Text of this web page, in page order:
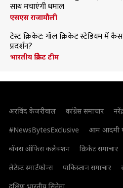
साथ मचाएंगी धमाल
एसएस राजामौली
टेस्ट क्रिकेट: गॉल क्रिकेट स्टेडियम में
प्रदर्शन?
भारतीय क्रिकेट टीम
अरविंद केजरीवाल कांग्रेस समाचार
#NewsBytesExclusive
आम आदमी
बॉक्स ऑफिस कलेक्शन
क्रिकेट समाचार
लेटेस्ट स्मार्टफोन्स
पाकिस्तान समाचार